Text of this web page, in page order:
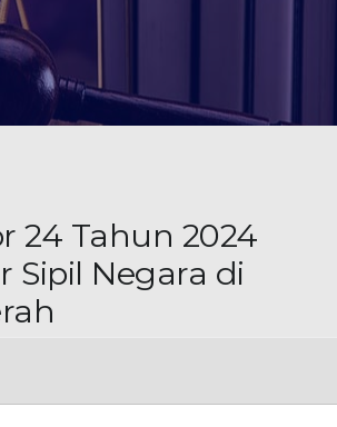
24 Tahun 2024
Sipil Negara di